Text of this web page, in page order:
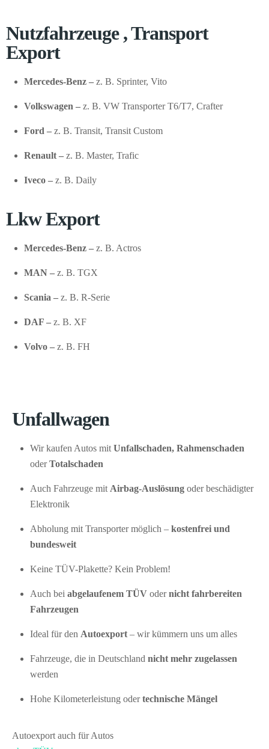
Nutzfahrzeuge , Transport
Export
Mercedes-Benz – z. B. Sprinter, Vito
Volkswagen – z. B. VW Transporter T6/T7, Crafter
Ford – z. B. Transit, Transit Custom
Renault – z. B. Master, Trafic
Iveco – z. B. Daily
Lkw Export
Mercedes-Benz – z. B. Actros
MAN – z. B. TGX
Scania – z. B. R-Serie
DAF – z. B. XF
Volvo – z. B. FH
Unfallwagen
Wir kaufen Autos mit Unfallschaden, Rahmenschaden
oderTotalschaden
Auch Fahrzeuge mit Airbag-Auslösung oder beschädigter
Elektronik
Abholung mit Transporter möglich – kostenfrei und
bundesweit
Keine TÜV-Plakette? Kein Problem!
Auch bei abgelaufenem TÜV odernicht fahrbereiten
Fahrzeugen
Ideal für den Autoexport – wir kümmern uns um alles
Fahrzeuge, die in Deutschland nicht mehr zugelassen
werden
Hohe Kilometerleistung odertechnische Mängel
Autoexport auch für Autos